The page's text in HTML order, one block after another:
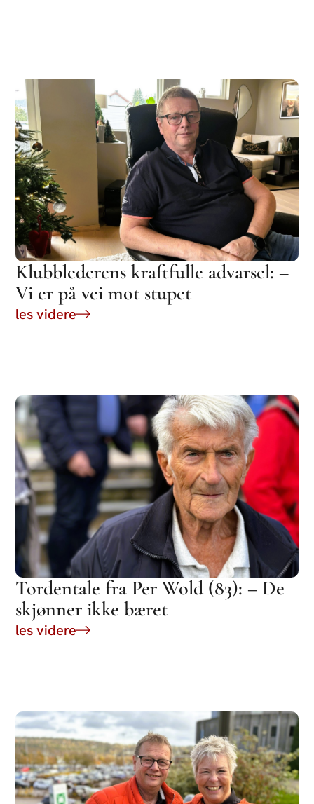
Klubblederens kraftfulle advarsel: –
Vi er på vei mot stupet
les videre
Tordentale fra Per Wold (83): – De
skjønner ikke bæret
les videre